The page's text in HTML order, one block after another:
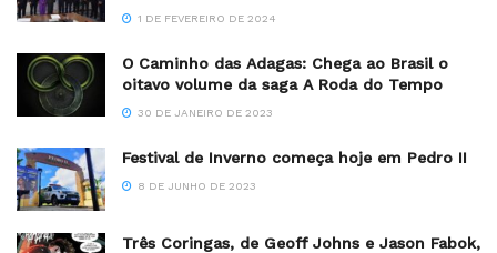
1 DE FEVEREIRO DE 2024
O Caminho das Adagas: Chega ao Brasil o
oitavo volume da saga A Roda do Tempo
30 DE JANEIRO DE 2023
Festival de Inverno começa hoje em Pedro II
8 DE JUNHO DE 2023
Três Coringas, de Geoff Johns e Jason Fabok,